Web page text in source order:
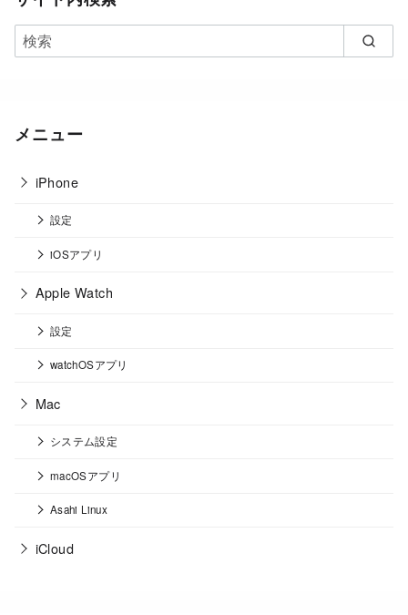
メニュー
iPhone
設定
iOSアプリ
Apple Watch
設定
watchOSアプリ
Mac
システム設定
macOSアプリ
Asahi Linux
iCloud